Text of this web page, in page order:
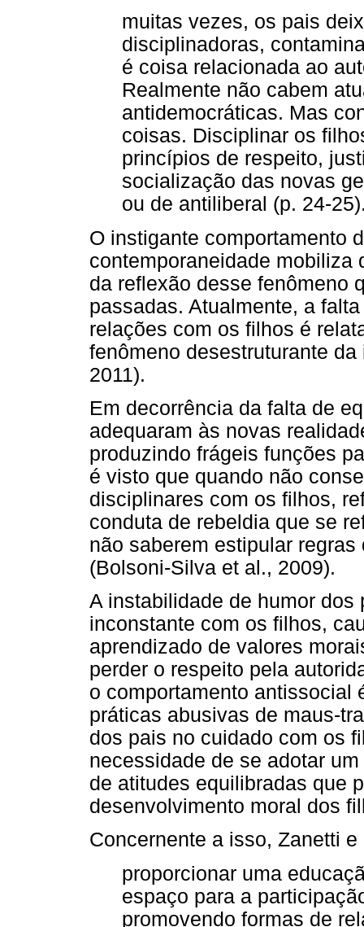
muitas vezes, os pais
disciplinadoras,
é coisa relacionada ao
Realmente não cabem
antidemocráticas. Mas
coisas. Disciplinar os
princípios de respeito,
socialização das novas
ou de antiliberal (p. 24-
O instigante comportamento
contemporaneidade mobiliza
da reflexão desse fenômeno
passadas. Atualmente, a
relações com os filhos é
fenômeno desestruturante
2011).
Em decorrência da falta de
adequaram às novas
produzindo frágeis funções
é visto que quando não
disciplinares com os filhos,
conduta de rebeldia que se
não saberem estipular
(Bolsoni-Silva et al., 2009).
A instabilidade de humor
inconstante com os filhos,
aprendizado de valores
perder o respeito pela
o comportamento antissocial
práticas abusivas de maus-
dos pais no cuidado com os
necessidade de se adotar
de atitudes equilibradas que
desenvolvimento moral dos
Concernente a isso, Zanetti
proporcionar uma
espaço para a
promovendo formas de